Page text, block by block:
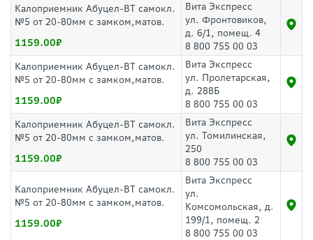
Калоприемник Абуцел-ВТ самокл.
№5 от 20-80мм с замком,матов.
1159.00
Вита Экспресс
ул. Фронтовиков,
д. 6/1, помещ. 4
8 800 755 00 03
Калоприемник Абуцел-ВТ самокл.
№5 от 20-80мм с замком,матов.
1159.00
Вита Экспресс
ул. Пролетарская,
д. 288Б
8 800 755 00 03
Калоприемник Абуцел-ВТ самокл.
№5 от 20-80мм с замком,матов.
1159.00
Вита Экспресс
ул. Томилинская,
250
8 800 755 00 03
Калоприемник Абуцел-ВТ самокл.
№5 от 20-80мм с замком,матов.
1159.00
Вита Экспресс
ул.
Комсомольская, д.
199/1, помещ. 2
8 800 755 00 03